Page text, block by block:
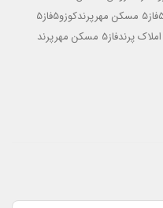
مسکن مهرپرندکوزو5فاز5
املاک پرندفاز5
مسکن مهرپرند